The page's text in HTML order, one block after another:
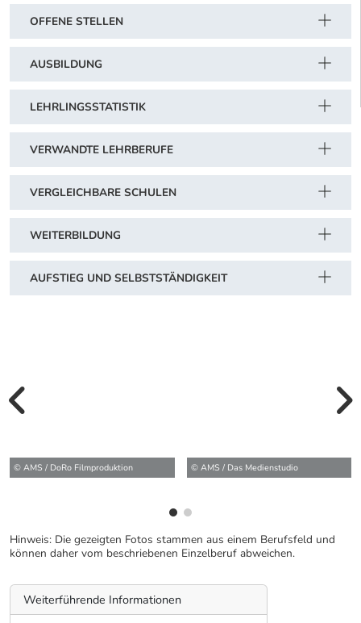
OFFENE STELLEN
AUSBILDUNG
LEHRLINGSSTATISTIK
VERWANDTE LEHRBERUFE
VERGLEICHBARE SCHULEN
WEITERBILDUNG
AUFSTIEG UND SELBSTSTÄNDIGKEIT
© AMS / DoRo Filmproduktion © AMS / Das Medienstudio